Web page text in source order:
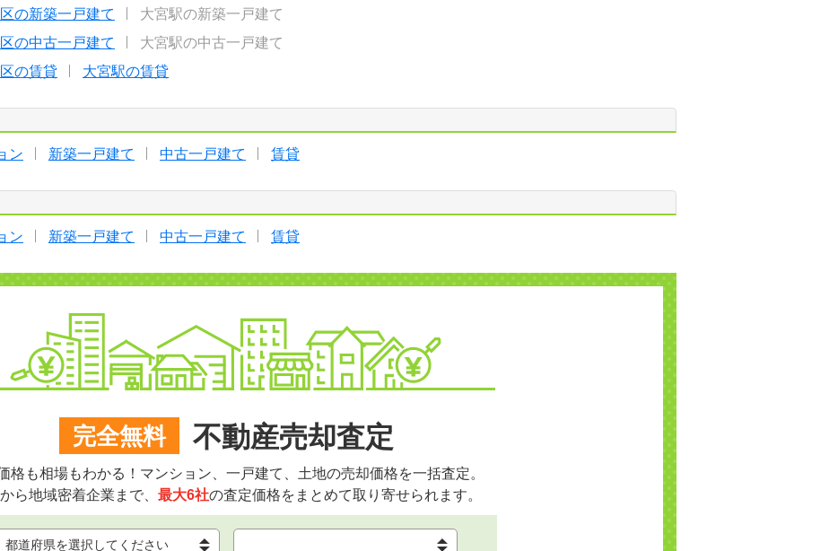
の新築一戸建て
大宮駅の新築一戸建て
の中古一戸建て
大宮駅の中古一戸建て
の賃貸 大宮駅の賃貸
ン 新築一戸建て 中古一戸建て 賃貸
ン 新築一戸建て 中古一戸建て 賃貸
完全無料 不動産売却査定
格も相場もわかる！マンション、一戸建て、土地の売却価格を一括査定。
ら地域密着企業まで、 最大6社の査定価格をまとめて取り寄せられます。